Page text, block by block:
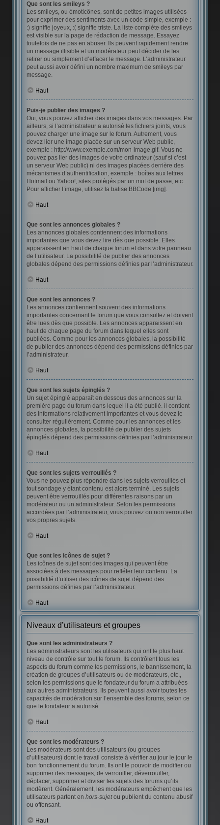
Que sont les smileys ?
Les smileys, ou émoticônes, sont de petites images utilisées
pour exprimer des sentiments avec un code simple, exemple :
:) signifie joyeux, :( signifie triste. La liste complète des smileys
est visible sur la page de rédaction de message. Essayez
toutefois de ne pas en abuser. Ils peuvent rapidement rendre
un message illisible et un modérateur peut décider de les
retirer ou simplement d’effacer le message. L’administrateur
peut aussi avoir défini un nombre maximum de smileys par
message.
Haut
Puis-je publier des images ?
Oui, vous pouvez afficher des images dans vos messages. Par
ailleurs, si l’administrateur a autorisé les fichiers joints, vous
pouvez charger une image sur le forum. Autrement, vous
devez lier une image placée sur un serveur Web public,
exemple : http://www.exemple.com/mon-image.gif. Vous ne
pouvez pas lier des images de votre ordinateur (sauf si c’est
un serveur Web public) ni des images placées derrière des
mécanismes d’authentification, exemple : boîtes aux lettres
Hotmail ou Yahoo!, sites protégés par un mot de passe, etc.
Pour afficher l’image, utilisez la balise BBCode [img].
Haut
Que sont les annonces globales ?
Les annonces globales contiennent des informations
importantes que vous devez lire dès que possible. Elles
apparaissent en haut de chaque forum et dans votre panneau
de l’utilisateur. La possibilité de publier des annonces
globales dépend des permissions définies par l’administrateur.
Haut
Que sont les annonces ?
Les annonces contiennent souvent des informations
importantes concernant le forum que vous consultez et doivent
être lues dès que possible. Les annonces apparaissent en
haut de chaque page du forum dans lequel elles sont
publiées. Comme pour les annonces globales, la possibilité
de publier des annonces dépend des permissions définies par
l’administrateur.
Haut
Que sont les sujets épinglés ?
Un sujet épinglé apparaît en dessous des annonces sur la
première page du forum dans lequel il a été publié. il contient
des informations relativement importantes et vous devez le
consulter régulièrement. Comme pour les annonces et les
annonces globales, la possibilité de publier des sujets
épinglés dépend des permissions définies par l’administrateur.
Haut
Que sont les sujets verrouillés ?
Vous ne pouvez plus répondre dans les sujets verrouillés et
tout sondage y étant contenu est alors terminé. Les sujets
peuvent être verrouillés pour différentes raisons par un
modérateur ou un administrateur. Selon les permissions
accordées par l’administrateur, vous pouvez ou non verrouiller
vos propres sujets.
Haut
Que sont les icônes de sujet ?
Les icônes de sujet sont des images qui peuvent être
associées à des messages pour refléter leur contenu. La
possibilité d’utiliser des icônes de sujet dépend des
permissions définies par l’administrateur.
Haut
Niveaux d’utilisateurs et groupes
Que sont les administrateurs ?
Les administrateurs sont les utilisateurs qui ont le plus haut
niveau de contrôle sur tout le forum. Ils contrôlent tous les
aspects du forum comme les permissions, le bannissement, la
création de groupes d’utilisateurs ou de modérateurs, etc.,
selon les permissions que le fondateur du forum a attribuées
aux autres administrateurs. Ils peuvent aussi avoir toutes les
capacités de modération sur l’ensemble des forums, selon ce
que le fondateur a autorisé.
Haut
Que sont les modérateurs ?
Les modérateurs sont des utilisateurs (ou groupes
d’utilisateurs) dont le travail consiste à vérifier au jour le jour le
bon fonctionnement du forum. Ils ont le pouvoir de modifier ou
supprimer des messages, de verrouiller, déverrouiller,
déplacer, supprimer et diviser les sujets des forums qu’ils
modèrent. Généralement, les modérateurs empêchent que les
utilisateurs partent en hors-sujetou publient du contenu abusif
ou offensant.
Haut